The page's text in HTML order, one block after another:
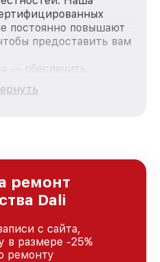
постоянно повышают
предоставить вам
— обеспечить
ремонт для
продукции Dali, вне
повышая уровень
клиентов.
ремонт
Dali
с сайта,
в размере -25%
ремонту